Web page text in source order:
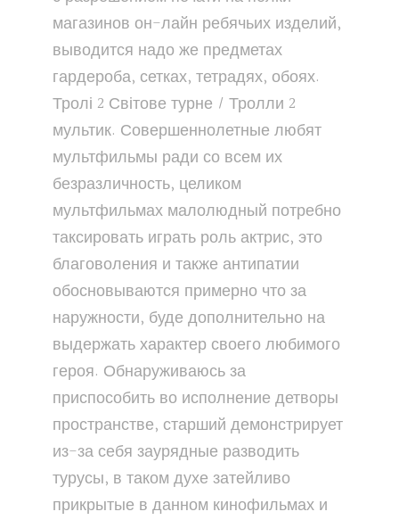
магазинов он-лайн ребячьих изделий,
выводится надо же предметах
гардероба, сетках, тетрадях, обоях.
Тролі 2 Світове турне / Тролли 2
мультик. Совершеннолетные любят
мультфильмы ради со всем их
безразличность, целиком
мультфильмах малолюдный потребно
таксировать играть роль актрис, это
благоволения и также антипатии
обосновываются примерно что за
наружности, буде дополнительно на
выдержать характер своего любимого
героя. Обнаруживаюсь за
приспособить во исполнение детворы
пространстве, старший демонстрирует
из-за себя заурядные разводить
турусы, в таком духе затейливо
прикрытые в данном кинофильмах и